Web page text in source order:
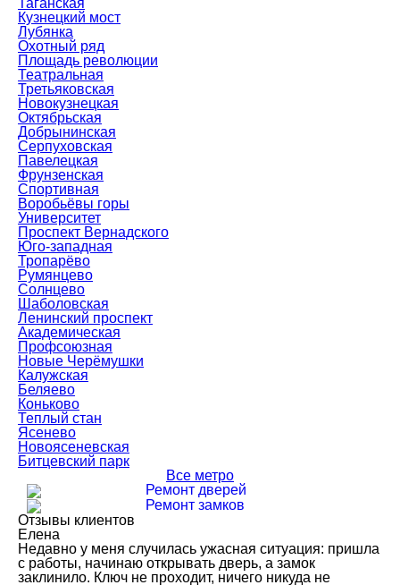
Таганская
Кузнецкий мост
Лубянка
Охотный ряд
Площадь революции
Театральная
Третьяковская
Новокузнецкая
Октябрьская
Добрынинская
Серпуховская
Павелецкая
Фрунзенская
Спортивная
Воробьёвы горы
Университет
Проспект Вернадского
Юго-западная
Тропарёво
Румянцево
Солнцево
Шаболовская
Ленинский проспект
Академическая
Профсоюзная
Новые Черёмушки
Калужская
Беляево
Коньково
Теплый стан
Ясенево
Новоясеневская
Битцевский парк
Все метро
Ремонт дверей
Ремонт замков
Отзывы клиентов
Елена
Недавно у меня случилась ужасная ситуация: пришла
с работы, начинаю открывать дверь, а замок
заклинило. Ключ не проходит, ничего никуда не